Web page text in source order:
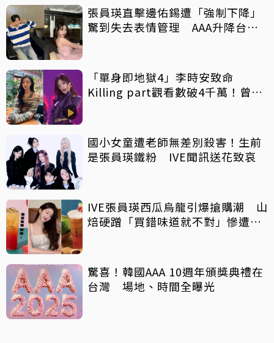
張員瑛直擊邊佑錫遭「強制下降」
驚到失去表情管理 AAA升降台事
「單身即地獄4」李時安致命
Killing part觀看數破4千萬！曾同
國小女童遭老師無差別殺害！生前
是張員瑛鐵粉 IVE聞訊送花致哀
IVE張員瑛西瓜烏龍引爆搶購潮 山
焙硬蹭「買錯味道就不對」慘遭炎
驚喜！韓國AAA 10週年頒獎典禮在
台灣 場地、時間全曝光